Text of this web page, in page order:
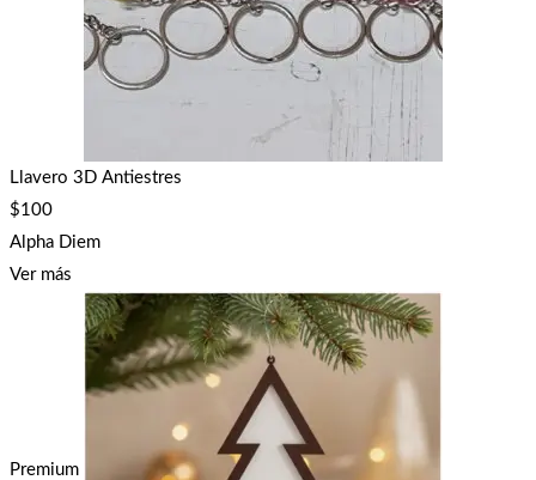
Llavero 3D Antiestres
$100
Alpha Diem
Ver más
Premium